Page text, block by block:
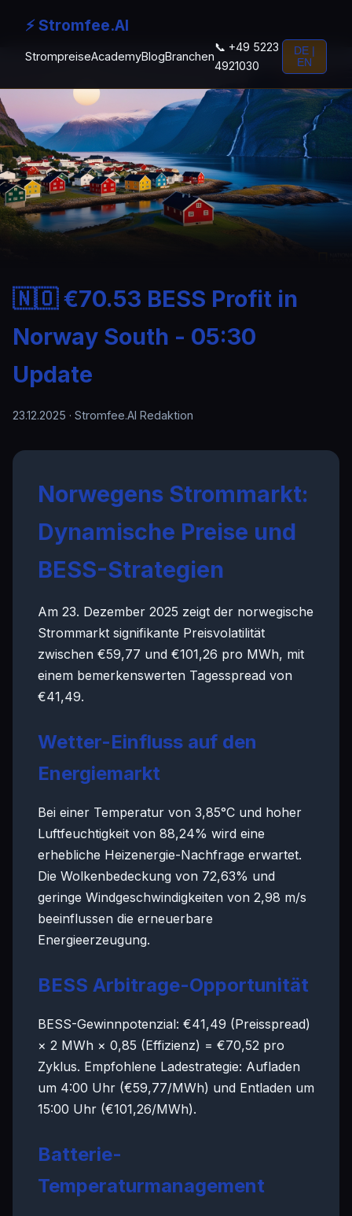
⚡ Stromfee.AI
StrompreiseAcademyBlogBranchen
📞 +49 5223
4921030
DE |
EN
🇳🇴 €70.53 BESS Profit in
Norway South - 05:30
Update
23.12.2025 · Stromfee.AI Redaktion
Norwegens Strommarkt:
Dynamische Preise und
BESS-Strategien
Am 23. Dezember 2025 zeigt der norwegische
Strommarkt signifikante Preisvolatilität
zwischen €59,77 und €101,26 pro MWh, mit
einem bemerkenswerten Tagesspread von
€41,49.
Wetter-Einfluss auf den
Energiemarkt
Bei einer Temperatur von 3,85°C und hoher
Luftfeuchtigkeit von 88,24% wird eine
erhebliche Heizenergie-Nachfrage erwartet.
Die Wolkenbedeckung von 72,63% und
geringe Windgeschwindigkeiten von 2,98 m/s
beeinflussen die erneuerbare
Energieerzeugung.
BESS Arbitrage-Opportunität
BESS-Gewinnpotenzial: €41,49 (Preisspread)
× 2 MWh × 0,85 (Effizienz) = €70,52 pro
Zyklus. Empfohlene Ladestrategie: Aufladen
um 4:00 Uhr (€59,77/MWh) und Entladen um
15:00 Uhr (€101,26/MWh).
Batterie-
Temperaturmanagement